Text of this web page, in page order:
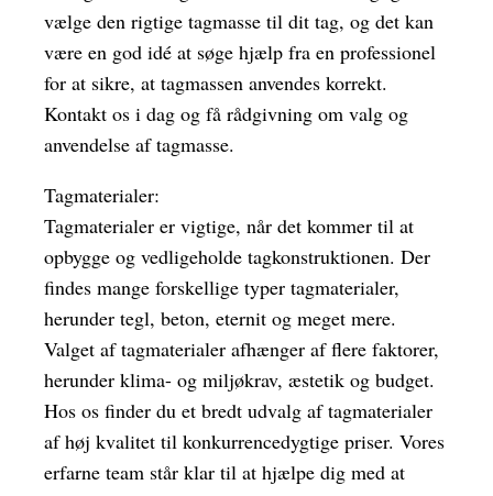
vælge den rigtige tagmasse til dit tag, og det kan
være en god idé at søge hjælp fra en professionel
for at sikre, at tagmassen anvendes korrekt.
Kontakt os i dag og få rådgivning om valg og
anvendelse af tagmasse.
Tagmaterialer:
Tagmaterialer er vigtige, når det kommer til at
opbygge og vedligeholde tagkonstruktionen. Der
findes mange forskellige typer tagmaterialer,
herunder tegl, beton, eternit og meget mere.
Valget af tagmaterialer afhænger af flere faktorer,
herunder klima- og miljøkrav, æstetik og budget.
Hos os finder du et bredt udvalg af tagmaterialer
af høj kvalitet til konkurrencedygtige priser. Vores
erfarne team står klar til at hjælpe dig med at